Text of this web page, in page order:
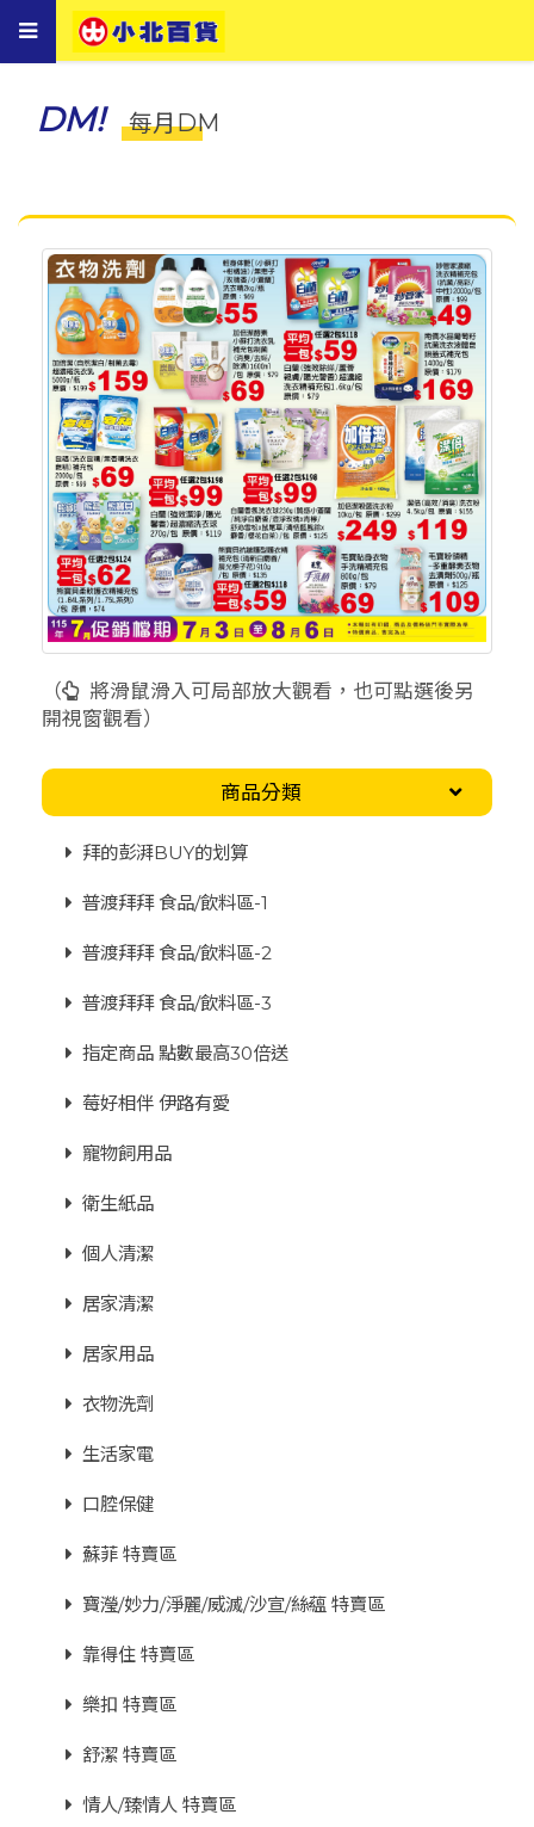
Toggle
navigation
DM! 每月DM
（
將滑鼠滑入可局部放大觀看，也可點選後另
開視窗觀看）
商品分類
拜的彭湃BUY的划算
普渡拜拜 食品/飲料區-1
普渡拜拜 食品/飲料區-2
普渡拜拜 食品/飲料區-3
指定商品 點數最高30倍送
莓好相伴 伊路有愛
寵物飼用品
衛生紙品
個人清潔
居家清潔
居家用品
衣物洗劑
生活家電
口腔保健
蘇菲 特賣區
寶瀅/妙力/淨麗/威滅/沙宣/絲蘊 特賣區
靠得住 特賣區
樂扣 特賣區
舒潔 特賣區
情人/臻情人 特賣區